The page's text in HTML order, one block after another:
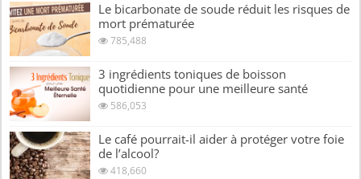
Le bicarbonate de soude réduit les risques de
mort prématurée
785,488
3 ingrédients toniques de boisson
quotidienne pour une meilleure santé
586,053
Le café pourrait-il aider à protéger votre foie
de l’alcool?
418,660